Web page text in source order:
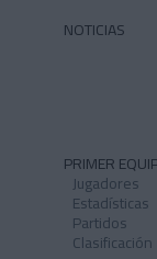
NOTICIAS
PRIMER
Jugadores
Estadísticas
Partidos
Clasificación